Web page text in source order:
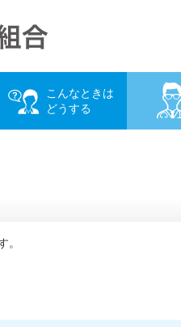
こんなときは
どうする
。